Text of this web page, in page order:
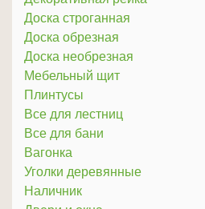
Доска строганная
Доска обрезная
Доска необрезная
Мебельный щит
Плинтусы
Все для лестниц
Все для бани
Вагонка
Уголки деревянные
Наличник